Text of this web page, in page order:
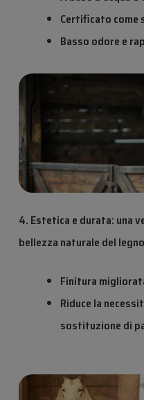
Certificato come
Basso odore e
4. Estetica e durata: una
bellezza naturale del
Finitura
Riduce la
sostituzione di